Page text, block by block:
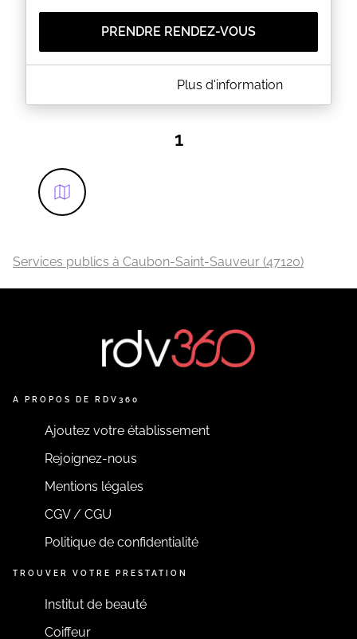
PRENDRE RENDEZ-VOUS
A PROPOS DE MAIRIE DE LA REOLE
SERVICE PUBLIC - PLATEFORME CNI /
Plus d'information
1
Services publics à Caubon-Saint-Sauveur (47120)
A PROPOS DE RDV360
Ajoutez votre établissement
Rejoignez-nous
Mentions légales
CGV / CGU
Politique de confidentialité
TROUVER VOTRE PRESTATION
Institut de beauté
Coiffeur